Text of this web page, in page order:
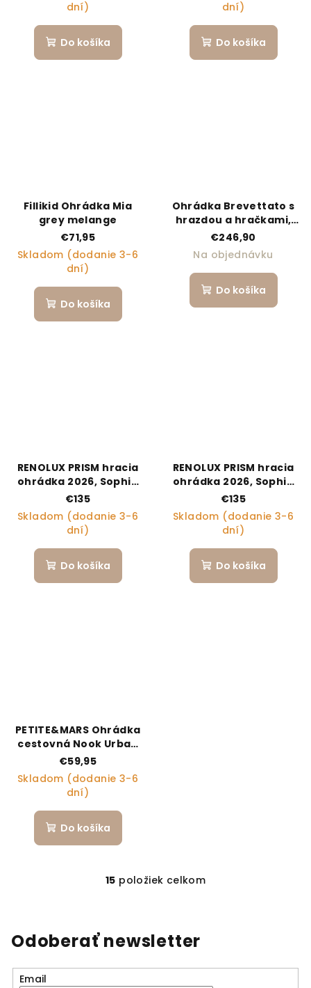
dní)
Do košíka
dní)
Do košíka
Fillikid Ohrádka Mia
grey melange
€71,95
Skladom (dodanie 3-6
dní)
Do košíka
Ohrádka Brevettato s
hrazdou a hračkami,
Col.C261
€246,90
Na objednávku
Do košíka
RENOLUX PRISM hracia
ohrádka 2026, Sophie
la girafe SUNRISE
€135
Skladom (dodanie 3-6
dní)
Do košíka
RENOLUX PRISM hracia
ohrádka 2026, Sophie
la girafe So Chic
€135
Skladom (dodanie 3-6
dní)
Do košíka
PETITE&MARS Ohrádka
cestovná Nook Urban
Charchoal Grey
€59,95
Skladom (dodanie 3-6
dní)
Do košíka
Ovládacie prvky
15 položiek celkom
Odoberať newsletter
Email